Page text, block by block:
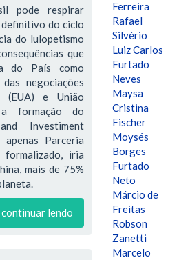
pode respirar
do ciclo
do lulopetismo
que
do País como
negociações
(EUA) e União
formação do
Investiment
Parceria
formalizado, iria
mais de 75%
continuar lendo
Ferreira
Rafael
Silvério
Luiz Carlos
Furtado
Neves
Maysa
Cristina
Fischer
Moysés
Borges
Furtado
Neto
Márcio de
Freitas
Robson
Zanetti
Marcelo